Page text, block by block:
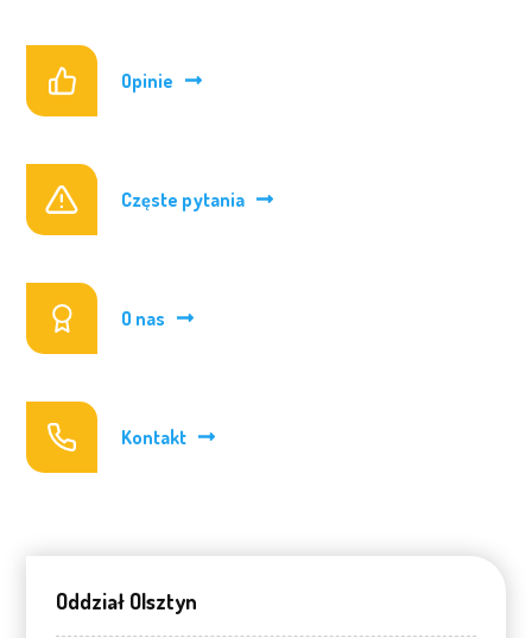
Opinie
Częste pytania
O nas
Kontakt
Oddział Olsztyn